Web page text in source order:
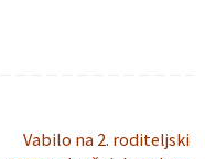
Vabilo na 2. roditeljski